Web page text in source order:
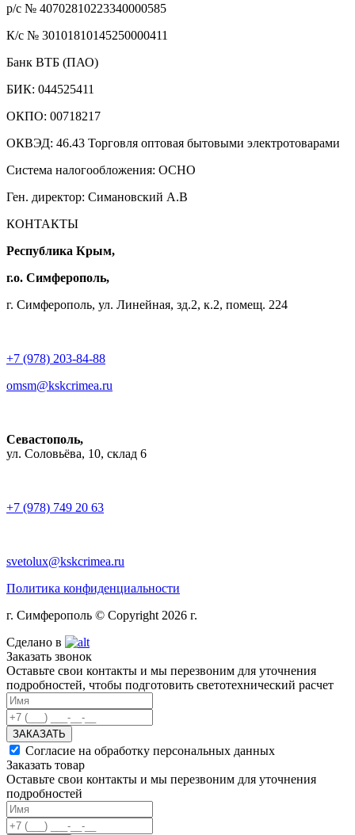
р/с № 40702810223340000585
К/с № 30101810145250000411
Банк ВТБ (ПАО)
БИК: 044525411
ОКПО: 00718217
ОКВЭД: 46.43 Торговля оптовая бытовыми электротоварами
Система налогообложения: ОСНО
Ген. директор: Симановский А.В
КОНТАКТЫ
Республика Крым,
г.о. Симферополь,
г. Симферополь, ул. Линейная, зд.2, к.2, помещ. 224
+7 (978) 203-84-88
omsm@kskcrimea.ru
Севастополь,
ул. Соловьёва, 10, склад 6
+7 (978) 749 20 63
svetolux@kskcrimea.ru
Политика конфиденциальности
г. Симферополь © Copyright 2026 г.
Сделано в
Заказать звонок
Оставьте свои контакты и мы перезвоним для уточнения
подробностей, чтобы подготовить светотехнический расчет
ЗАКАЗАТЬ
Согласие на обработку персональных данных
Заказать товар
Оставьте свои контакты и мы перезвоним для уточнения
подробностей